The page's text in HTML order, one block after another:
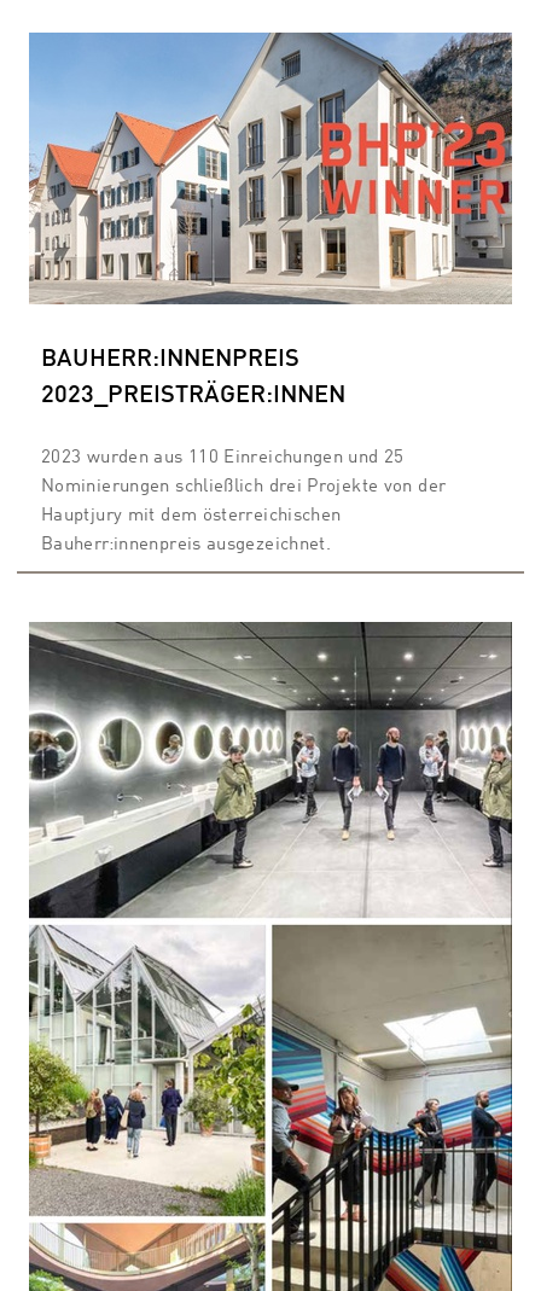
BAUHERR:INNENPREIS
2023_PREISTRÄGER:INNEN
2023 wurden aus 110 Einreichungen und 25
Nominierungen schließlich drei Projekte von der
Hauptjury mit dem österreichischen
Bauherr:innenpreis ausgezeichnet.